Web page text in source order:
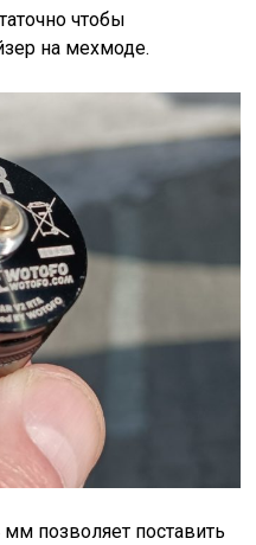
чтобы
на мехмоде.
позволяет поставить